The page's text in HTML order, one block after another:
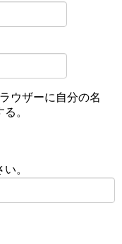
ウザーに自分の名
。
。